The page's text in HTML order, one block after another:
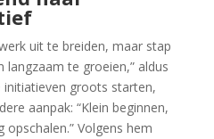
uit te breiden, maar stap
langzaam te groeien,” aldus
groots starten,
aanpak: “Klein beginnen,
Volgens hem